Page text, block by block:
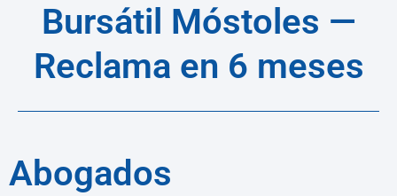
Bursátil Móstoles —
Reclama en 6 meses
Abogados